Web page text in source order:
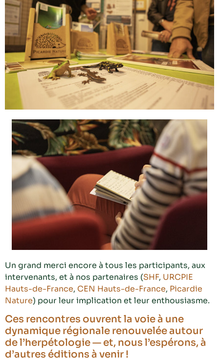
Un grand merci encore à tous les participants, aux
intervenants, et à nos partenaires (SHF, URCPIE
Hauts-de-France, CEN Hauts-de-France, Picardie
Nature) pour leur implication et leur enthousiasme.
Ces rencontres ouvrent la voie à une
dynamique régionale renouvelée autour
de l’herpétologie — et, nous l’espérons, à
d’autres éditions à venir !